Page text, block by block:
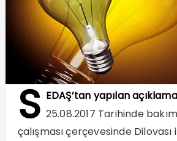
S EDAŞ’tan yapılan
25.08.2017 Tarihinde
çalışması çerçevesinde